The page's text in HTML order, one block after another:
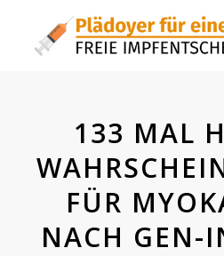
133 MAL
FÜR
NACH GEN-